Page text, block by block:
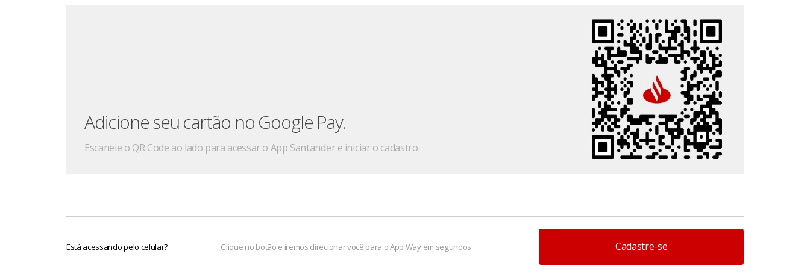
Adicione seu cartão no Google Pay.
Escaneie o QR Code ao lado para acessar o App Santander e iniciar o cadastro.
Está acessando pelo celular? Clique no botão e iremos direcionar você para o App Way em segundos. Cadastre-se